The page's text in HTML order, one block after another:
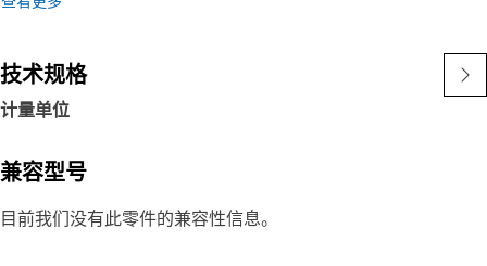
技术规格
计量单位
兼容型号
目前我们没有此零件的兼容性信息。